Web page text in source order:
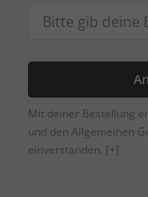
Mit deiner Bestellung
und den Allgemeinen
einverstanden. [+]